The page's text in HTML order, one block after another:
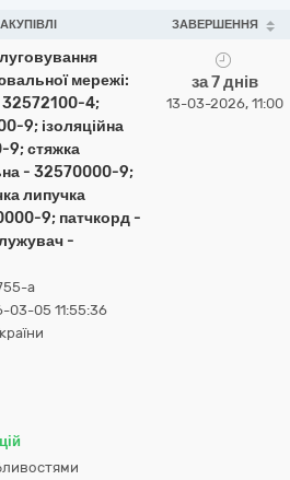
ЗАВЕРШЕННЯ
мережі:
32572100-4;
9; ізоляційна
9; стяжка
- 32570000-9;
липучка
9; патчкорд -
-
a
03-05 11:55:36
за 7 днів
13-03-2026, 11:00